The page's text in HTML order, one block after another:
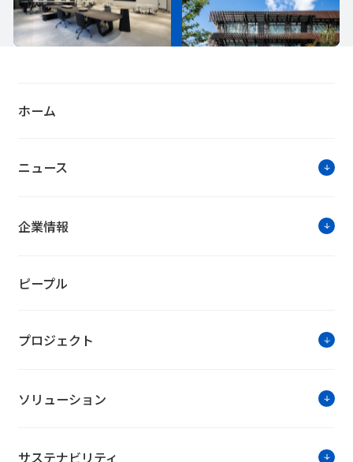
ホーム
ニュース
企業情報
ピープル
プロジェクト
ソリューション
サステナビリティ